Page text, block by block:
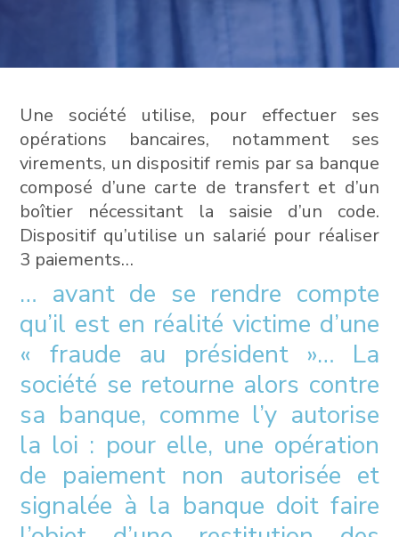
Une société utilise, pour effectuer ses
opérations bancaires, notamment ses
virements, un dispositif remis par sa banque
composé d’une carte de transfert et d’un
boîtier nécessitant la saisie d’un code.
Dispositif qu’utilise un salarié pour réaliser
3 paiements…
… avant de se rendre compte
qu’il est en réalité victime d’une
« fraude au président »… La
société se retourne alors contre
sa banque, comme l’y autorise
la loi : pour elle, une opération
de paiement non autorisée et
signalée à la banque doit faire